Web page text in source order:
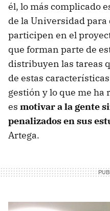
él, lo más complicado
de la Universidad para
participen en el
que forman parte de
distribuyen las tareas
de estas
gestión y lo que me ha
es motivar a la gente
penalizados en sus
Artega.